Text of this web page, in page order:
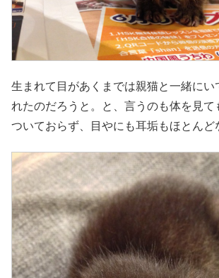
生まれて目があくまでは親猫と一緒にい
れたのだろうと。と、言うのも体を見て
ついておらず、目やにも耳垢もほとんど